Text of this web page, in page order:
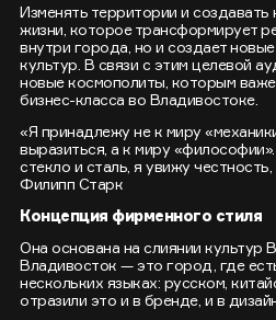
Изменять территории и
жизни, которое трансформирует
внутри города, но и создает
культур. В связи с этим целевой
новые космополиты, которым
бизнес-класса во Владивостоке.
«Я принадлежу не к миру
выразиться, а к миру
стекло и сталь, я увижу
Филипп Старк
Концепция фирменного стиля
Она основана на слиянии культур
Владивосток — это город, где
нескольких языках: русском,
отразили это и в бренде, и в